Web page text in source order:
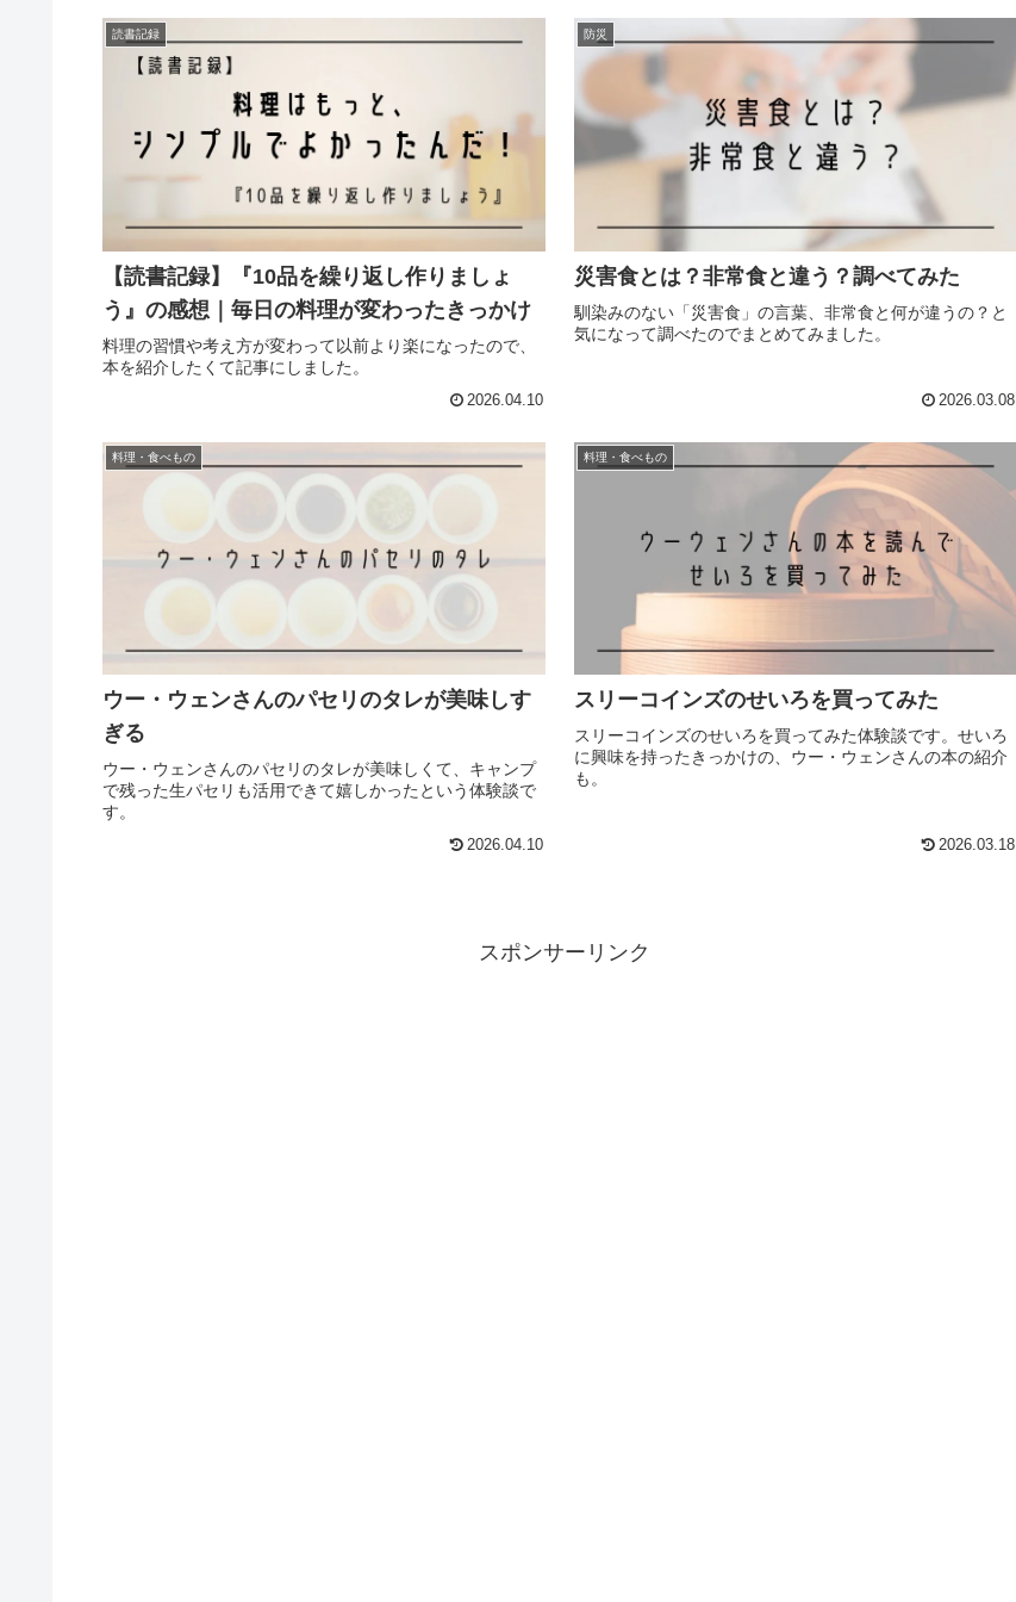
読書記録
【読書記録】『10品を繰り返し作りましょ
う』の感想｜毎日の料理が変わったきっかけ
料理の習慣や考え方が変わって以前より楽になったので、
本を紹介したくて記事にしました。
2026.04.10
防災
災害食とは？非常食と違う？調べてみた
馴染みのない「災害食」の言葉、非常食と何が違うの？と
気になって調べたのでまとめてみました。
2026.03.08
料理・食べもの
ウー・ウェンさんのパセリのタレが美味しす
ぎる
ウー・ウェンさんのパセリのタレが美味しくて、キャンプ
で残った生パセリも活用できて嬉しかったという体験談で
す。
2026.04.10
料理・食べもの
スリーコインズのせいろを買ってみた
スリーコインズのせいろを買ってみた体験談です。せいろ
に興味を持ったきっかけの、ウー・ウェンさんの本の紹介
も。
2026.03.18
スポンサーリンク